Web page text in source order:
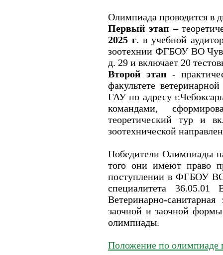
Олимпиада проводится в
Первый этап –
2025 г. в учебной
зоотехнии ФГБОУ ВО
д. 29 и включает 20
Второй этап -
факультете
ГАУ по адресу
командами,
теоретический тур и
зоотехнической
Победители Олимпиады
того они имеют право
поступлении в ФГБОУ
специалитета 36.05.01
Ветеринарно-
заочной и заочной
олимпиады.
Положение по